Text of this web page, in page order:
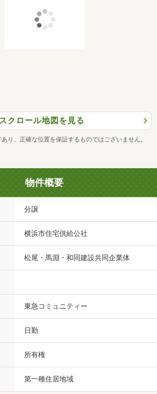
スクロール地図を見る
り、正確な位置を保証するものではございません。
物件概要
分譲
横浜市住宅供給公社
松尾・馬淵・和同建設共同企業体
東急コミュニティー
日勤
所有権
第一種住居地域